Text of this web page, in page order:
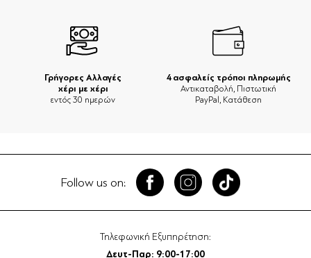
Γρήγορες Αλλαγές
χέρι με χέρι
εντός 30 ημερών
4 ασφαλείς τρόποι πληρωμής
Αντικαταβολή, Πιστωτική
PayPal, Κατάθεση
Follow us on:
Τηλεφωνική Εξυπηρέτηση:
Δευτ-Παρ: 9:00-17:00